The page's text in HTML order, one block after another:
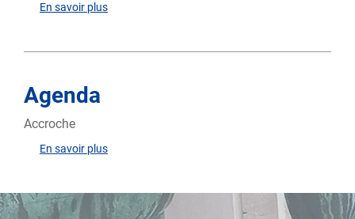
En savoir plus
actualités
Agenda
Accroche
En savoir plus